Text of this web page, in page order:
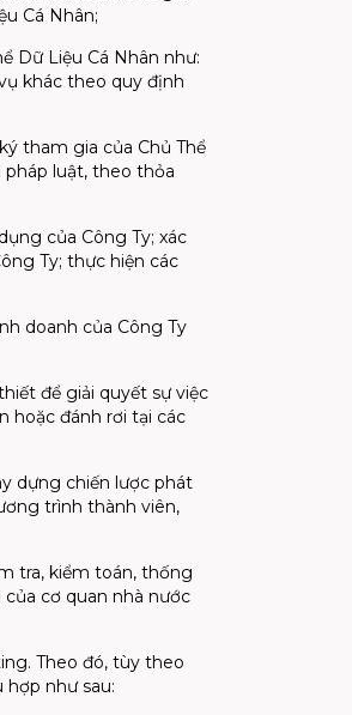
Cá Nhân;
Dữ Liệu Cá Nhân như:
khác theo quy định
tham gia của Chủ Thể
pháp luật, theo thỏa
của Công Ty; xác
Ty; thực hiện các
doanh của Công Ty
để giải quyết sự việc
hoặc đánh rơi tại các
dựng chiến lược phát
trình thành viên,
tra, kiểm toán, thống
cơ quan nhà nước
Theo đó, tùy theo
như sau: